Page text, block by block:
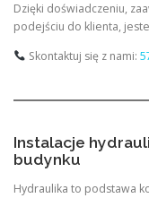
Dzięki doświadczeniu,
podejściu do klienta,
Skontaktuj się z nami:
Instalacje
budynku
Hydraulika to podstawa